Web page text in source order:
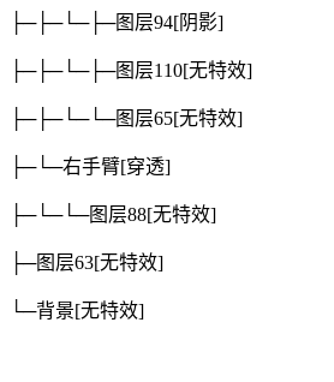
├─├─└─├─图层94[阴影]
├─├─└─├─图层110[无特效]
├─├─└─└─图层65[无特效]
├─└─右手臂[穿透]
├─└─└─图层88[无特效]
├─图层63[无特效]
└─背景[无特效]